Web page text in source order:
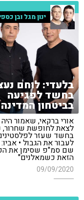
ינון מגל ובן
בלעדי: לוחם
בחשד לפגיעה
בביטחון המדינה
אורי ברקאי, שאמור היה
לצאת לחופשת שחרור,
בחשד שעזר
לעבור את הגבול •
שם סמ"פ שסימן את
הזאת כשמאלנים"
09/09/2020